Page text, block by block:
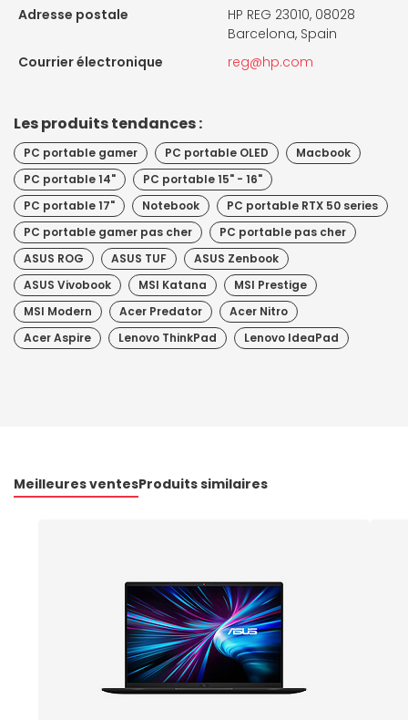
Adresse postale
HP REG 23010, 08028
Barcelona, Spain
Courrier électronique
reg@hp.com
Les produits tendances :
PC portable gamer PC portable OLED
Macbook
PC portable 14"
PC portable 15" - 16"
PC portable 17"
Notebook
PC portable RTX 50 series
PC portable gamer pas cher
PC portable pas cher
ASUS ROG
ASUS TUF
ASUS Zenbook
ASUS Vivobook
MSI Katana
MSI Prestige
MSI Modern
Acer Predator
Acer Nitro
Acer Aspire
Lenovo ThinkPad Lenovo IdeaPad
Meilleures ventesProduits similaires